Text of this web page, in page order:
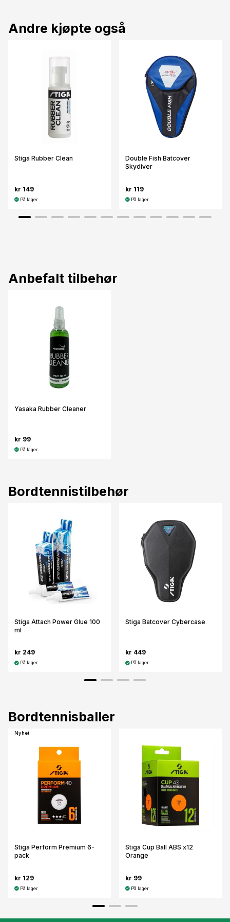
Andre kjøpte også
Stiga Rubber Clean
kr 149
På lager
Double Fish Batcover
Skydiver
kr 119
På lager
Anbefalt tilbehør
Yasaka Rubber Cleaner
kr 99
På lager
Bordtennistilbehør
Stiga Attach Power Glue 100
ml
kr 249
På lager
Stiga Batcover Cybercase
kr 449
På lager
Bordtennisballer
Nyhet
Stiga Perform Premium 6-
pack
kr 129
På lager
Stiga Cup Ball ABS x12
Orange
kr 99
På lager